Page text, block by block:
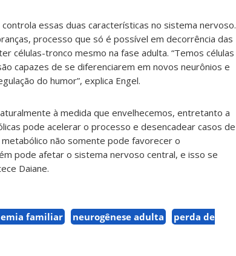
essas duas características no sistema nervoso.
processo que só é possível em decorrência das
células-tronco mesmo na fase adulta. “Temos células
capazes de se diferenciarem em novos neurônios e
do humor”, explica Engel.
à medida que envelhecemos, entretanto a
pode acelerar o processo e desencadear casos de
não somente pode favorecer o
pode afetar o sistema nervoso central, e isso se
Daiane.
familiar neurogênese adulta
perda de